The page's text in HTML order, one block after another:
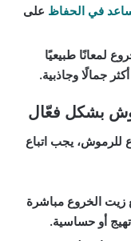
في الحفاظ على
لمعانًا طبيعيًا
جمالًا وجاذبية.
بشكل فعّال
للرموش، يجب اتباع
الخروع مباشرة
أو حساسية.